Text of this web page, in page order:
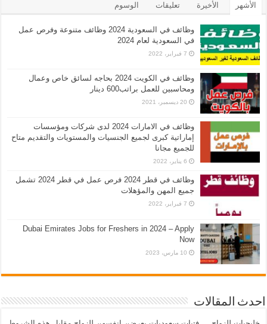
الأشهر الأخيرة تعليقات الوسوم
وظائف في السعودية 2024 وظائف متنوعة وفرص عمل
في السعودية لعام 2024
7 فبراير، 2022
وظائف في الكويت 2024 بحاجه لسائق خاص وعمال
ومحاسبين للعمل براتب600 دينار
20 ديسمبر، 2021
وظائف في الامارات 2024 لدى شركات ومؤسسات
إماراتية كبرى لجميع الجنسيات والمستويات والتقديم متاح
للجميع مجانا
6 يناير، 2022
وظائف في قطر 2024 فرص عمل في قطر 2024 تشمل
جميع المهن والمؤهلات
7 فبراير، 2022
Dubai Emirates Jobs for Freshers in 2024 – Apply
Now
10 مارس، 2023
احدث المقالات